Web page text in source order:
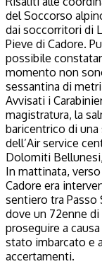
del Soccorso
dai soccorritori di
Pieve di Cadore.
possibile
momento non
sessantina di
Avvisati i
magistratura, la
baricentrico di
dell’Air service
Dolomiti
In mattinata, verso
Cadore era
sentiero tra Passo
dove un 72enne
proseguire a
stato imbarcato e
accertamenti.